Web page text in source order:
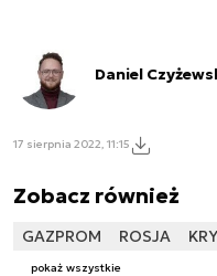
Daniel
17 sierpnia 2022, 11:15
Zobacz również
GAZPROM ROSJA
pokaż wszystkie